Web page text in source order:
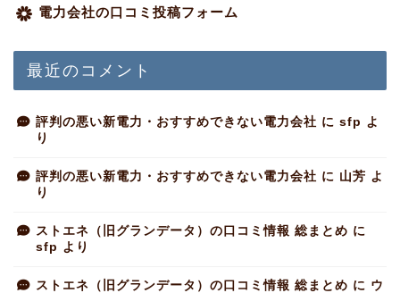
電力会社の口コミ投稿フォーム
最近のコメント
評判の悪い新電力・おすすめできない電力会社 に sfp よ
り
評判の悪い新電力・おすすめできない電力会社 に 山芳 よ
り
ストエネ（旧グランデータ）の口コミ情報 総まとめ に
sfp より
ストエネ（旧グランデータ）の口コミ情報 総まとめ に ウ